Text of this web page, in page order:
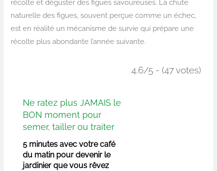
récolte et déguster des figues savoureuses. La chute
naturelle des figues, souvent perçue comme un échec,
est en réalité un mécanisme de survie qui prépare une
récolte plus abondante l’année suivante.
4.6/5 - (47 votes)
Ne ratez plus JAMAIS le
BON moment pour
semer, tailler ou traiter
5 minutes avec votre café
du matin pour devenir le
jardinier que vous rêvez